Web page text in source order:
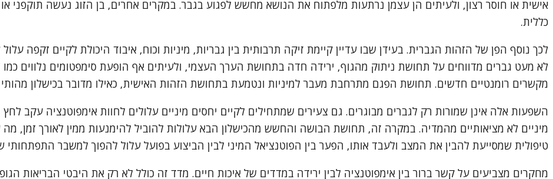
אישית או חוסר רצון, ולעיתים הן עצמן נרתעות מלפתוח את הנושא מחשש לפגוע בגבר. במקרים אחרים, בן הזוג נעשה תוקפני
כללית.
לכך נוסף הפן של הזהות הגברית. בעידן שבו עדיין קיימת זיקה תרבותית בין גבריות, מיניות וכוח, איבוד היכולת לקיים זקפה
לא מעט גברים מדווחים על תחושת ניתוק מהגוף, ירידה חדה בתחושת הערך העצמי, ולעיתים אף הופעת סימפטומים נלווים כמו
מקשרים רומנטיים חדשים. תחושת הפגם מתרחבת מעבר למיניות ונטמעת בתחושת הזהות האישית, כאילו מדובר בכישלון
השפעות אלה אינן שמורות רק לגברים מבוגרים. גם צעירים שמתחילים לקיים יחסים מיניים עלולים לחוות אימפוטנציה עקב לחץ
מיניים לא מציאותיים מהמדיה. במקרה זה, תחושת הבושה והחשש מהכישלון הבא עלולות להוביל להימנעות ממין לאורך זמן,
טיפולית שמסייעת להבין את המצב ולעבד אותו, הפער בין הפוטנציאל המיני לבין הביצוע בפועל עלול להפוך למשבר
מחקרים מצביעים על קשר ברור בין אימפוטנציה לבין ירידה במדדים של איכות חיים. מדד זה כולל לא רק את היבטי הבריאות